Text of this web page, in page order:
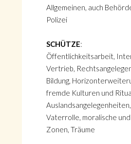
Allgemeinen, auch
Polizei
SCHÜTZE:
Öffentlichkeitsarbeit,
Vertrieb,
Bildung,
fremde Kulturen und
Vaterrolle, moralische
Zonen, Träume